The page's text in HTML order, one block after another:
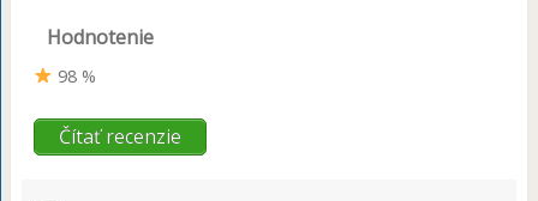
Hodnotenie
98 %
Čítať recenzie